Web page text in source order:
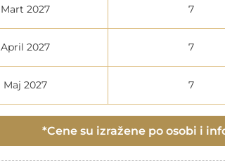
Mart 2027 7
April 2027 7
Maj 2027 7
*Cene su izražene po osobi i